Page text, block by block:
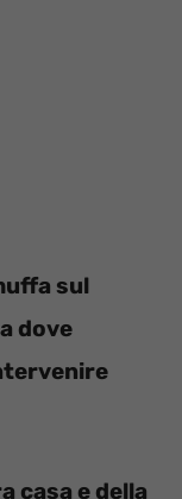
sul
dove
casa e della